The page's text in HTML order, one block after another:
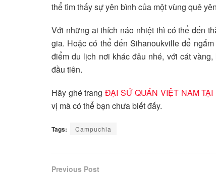
thể tìm thấy sự yên bình của một vùng quê
Với những ai thích náo nhiệt thì có thể đến
gia. Hoặc có thể đến Sihanoukville để
điểm du lịch nơi khác đâu nhé, với cát
đầu tiên.
Hãy ghé trangĐẠI SỨ QUÁN VIỆT NAM TẠI
vị mà có thể bạn chưa biết đấy.
Tags: Campuchia
Previous Post